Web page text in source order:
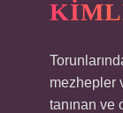
mezhepler
tanınan ve